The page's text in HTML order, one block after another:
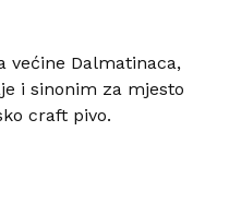
većine Dalmatinaca,
i sinonim za mjesto
craft pivo.